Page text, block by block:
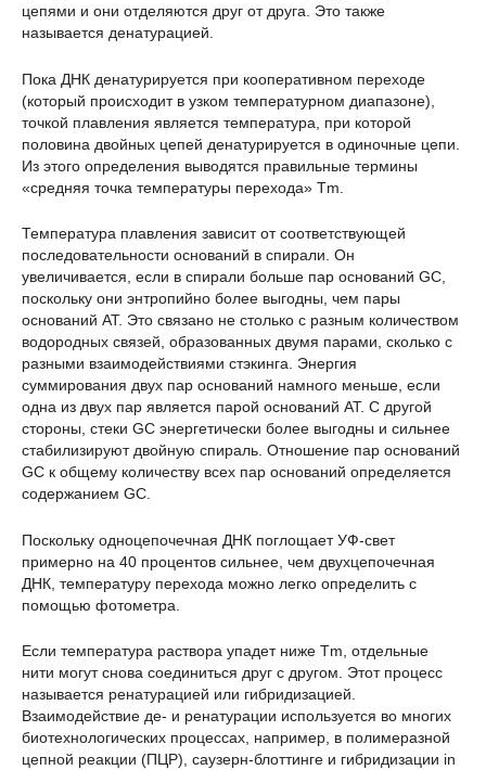
цепями и они отделяются друг от друга. Это также
называется денатурацией.
Пока ДНК денатурируется при кооперативном переходе
(который происходит в узком температурном диапазоне),
точкой плавления является температура, при которой
половина двойных цепей денатурируется в одиночные цепи.
Из этого определения выводятся правильные термины
«средняя точка температуры перехода» Tm.
Температура плавления зависит от соответствующей
последовательности оснований в спирали. Он
увеличивается, если в спирали больше пар оснований GC,
поскольку они энтропийно более выгодны, чем пары
оснований AT. Это связано не столько с разным количеством
водородных связей, образованных двумя парами, сколько с
разными взаимодействиями стэкинга. Энергия
суммирования двух пар оснований намного меньше, если
одна из двух пар является парой оснований AT. С другой
стороны, стеки GC энергетически более выгодны и сильнее
стабилизируют двойную спираль. Отношение пар оснований
GC к общему количеству всех пар оснований определяется
содержанием GC.
Поскольку одноцепочечная ДНК поглощает УФ-свет
примерно на 40 процентов сильнее, чем двухцепочечная
ДНК, температуру перехода можно легко определить с
помощью фотометра.
Если температура раствора упадет ниже Tm, отдельные
нити могут снова соединиться друг с другом. Этот процесс
называется ренатурацией или гибридизацией.
Взаимодействие де- и ренатурации используется во многих
биотехнологических процессах, например, в полимеразной
цепной реакции (ПЦР), саузерн-блоттинге и гибридизации in